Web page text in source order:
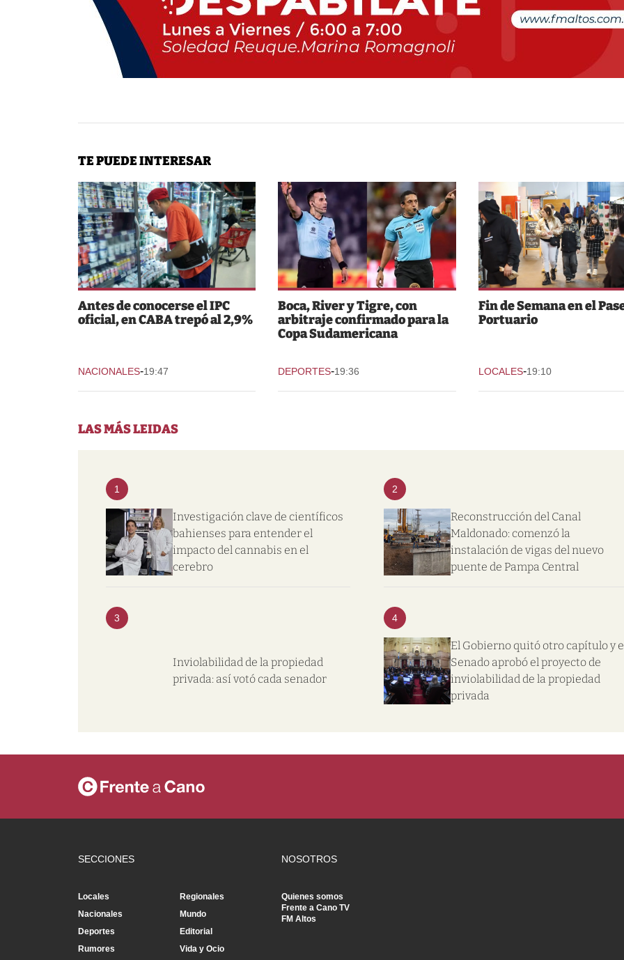
TE PUEDE INTERESAR
Antes de conocerse el IPC
oficial, en CABA trepó al 2,9%
NACIONALES-19:47
Boca, River y Tigre, con
arbitraje confirmado para la
Copa Sudamericana
DEPORTES-19:36
Fin de Semana en el
Portuario
LOCALES-19:10
LAS MÁS LEIDAS
1
Investigación clave de científicos
bahienses para entender el
impacto del cannabis en el
cerebro
2
Reconstrucción del Canal
Maldonado: comenzó la
instalación de vigas del nuevo
puente de Pampa Central
3
Inviolabilidad de la propiedad
privada: así votó cada senador
4
El Gobierno quitó otro capítulo y
Senado aprobó el proyecto de
inviolabilidad de la propiedad
privada
SECCIONES
Locales
Regionales
Nacionales
Mundo
Deportes
Editorial
Rumores
Vida y Ocio
NOSOTROS
Quienes somos
Frente a Cano TV
FM Altos